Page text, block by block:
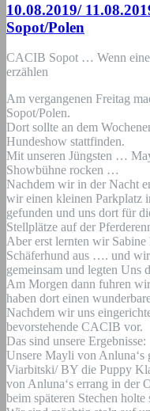
10.08.2019/
Sopot/Polen
CACIB Sopot … Wenn
erzählen
Am vergangenen Freitag
Sopot/Polen.
Dort sollte an dem
Hundeshow stattfinden.
Mit unseren Jüngsten …
Showbühne rocken …
Nachdem wir in der Nacht
wir einen kleinen Parkplatz
gefunden und uns dort für
Stellplätze auf der
Aber erst lernten wir
Schäferhund aus …. und
gemeinsam und legten Uns
Am Morgen dann fuhren
haben dort einen
Nachdem wir uns
bevorstehende CACIB vor.
Das sind unsere Ergebnisse:
Unsere Mayli von Anluna‘s
Viarbitski/ BY die Puppy
von Anluna‘s errang in der
beim späteren Stechen